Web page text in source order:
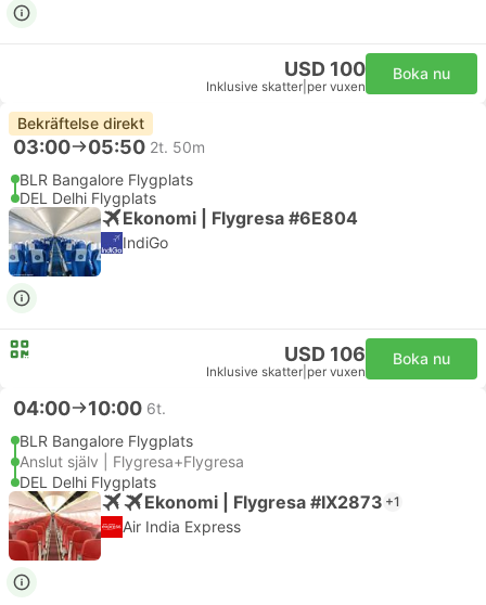
USD 100
Inklusive skatter per vuxen
Boka nu
Bekräftelse direkt
03:00 05:50 2t. 50m
BLR Bangalore Flygplats
DEL Delhi Flygplats
Ekonomi | Flygresa #6E804
IndiGo
USD 106
Inklusive skatter per vuxen
Boka nu
04:00 10:00 6t.
BLR Bangalore Flygplats
Anslut själv | Flygresa+Flygresa
DEL Delhi Flygplats
Ekonomi | Flygresa #IX2873 +1
Air India Express